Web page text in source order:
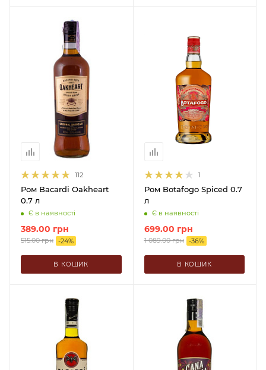
112
Ром Bacardi Oakheart
0.7 л
Є в наявності
389.00 грн
515.00грн -24%
В КОШИК
1
Ром Botafogo Spiced 0.7
л
Є в наявності
699.00 грн
1 089.00грн -36%
В КОШИК